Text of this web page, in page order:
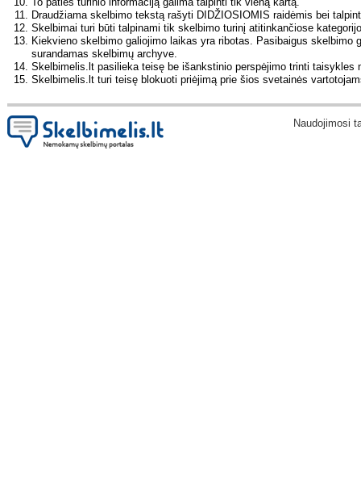
Draudžiama skelbimo tekstą rašyti DIDŽIOSIOMIS raidėmis bei
Skelbimai turi būti talpinami tik skelbimo turinį atitinkančiose
Kiekvieno skelbimo galiojimo laikas yra ribotas. Pasibaigus
surandamas skelbimų archyve.
Skelbimelis.lt pasilieka teisę be išankstinio perspėjimo trinti taisykles
Skelbimelis.lt turi teisę blokuoti priėjimą prie šios svetainės
Naudojimosi